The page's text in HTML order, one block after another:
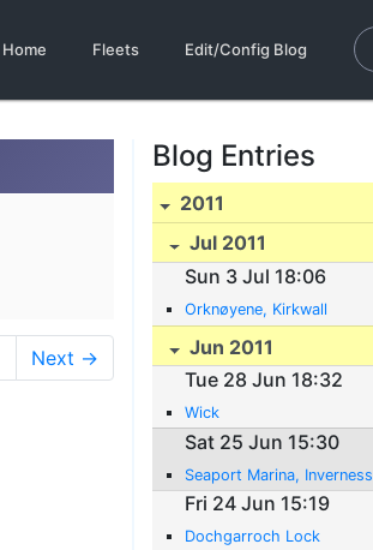
Home Fleets Edit/Config Blog
Next →
Blog Entries
2011
Jul 2011
Sun 3 Jul 18:06
Orknøyene, Kirkwall
Jun 2011
Tue 28 Jun 18:32
Wick
Sat 25 Jun 15:30
Seaport Marina, Inverness
Fri 24 Jun 15:19
Dochgarroch Lock